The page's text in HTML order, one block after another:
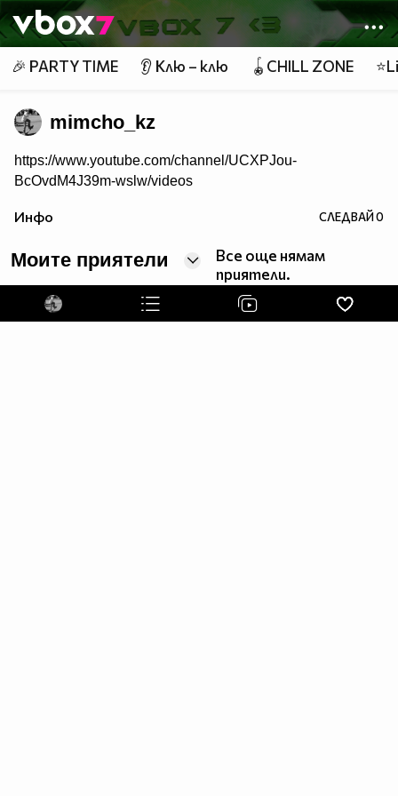
👾
🎉 PARTY TIME 👂 Клю – клю 🪀CHILL ZONE
mimcho_kz
https://www.youtube.com/channel/UCXPJou-
BcOvdM4J39m-wslw/videos
Инфо СЛЕДВАЙ0
Моите приятели
Все още нямам
приятели.